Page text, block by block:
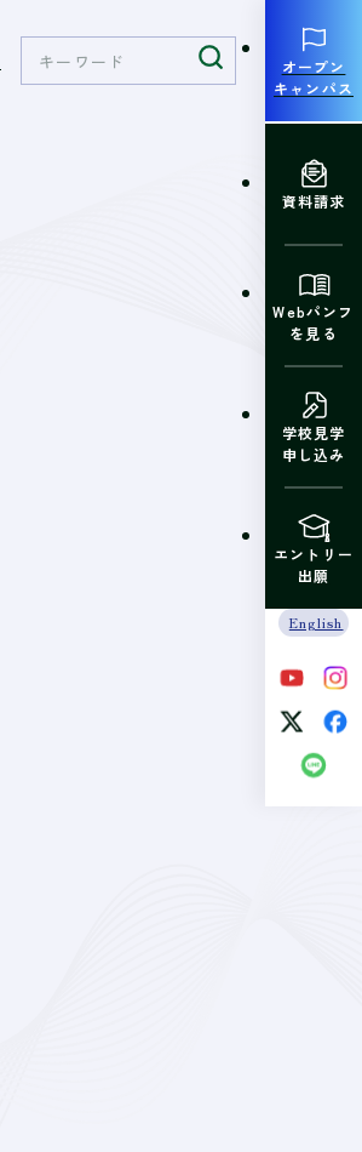
オープン
キャンパス
資料請求
Webパンフ
を見る
学校見学
申し込み
エントリー
出願
English